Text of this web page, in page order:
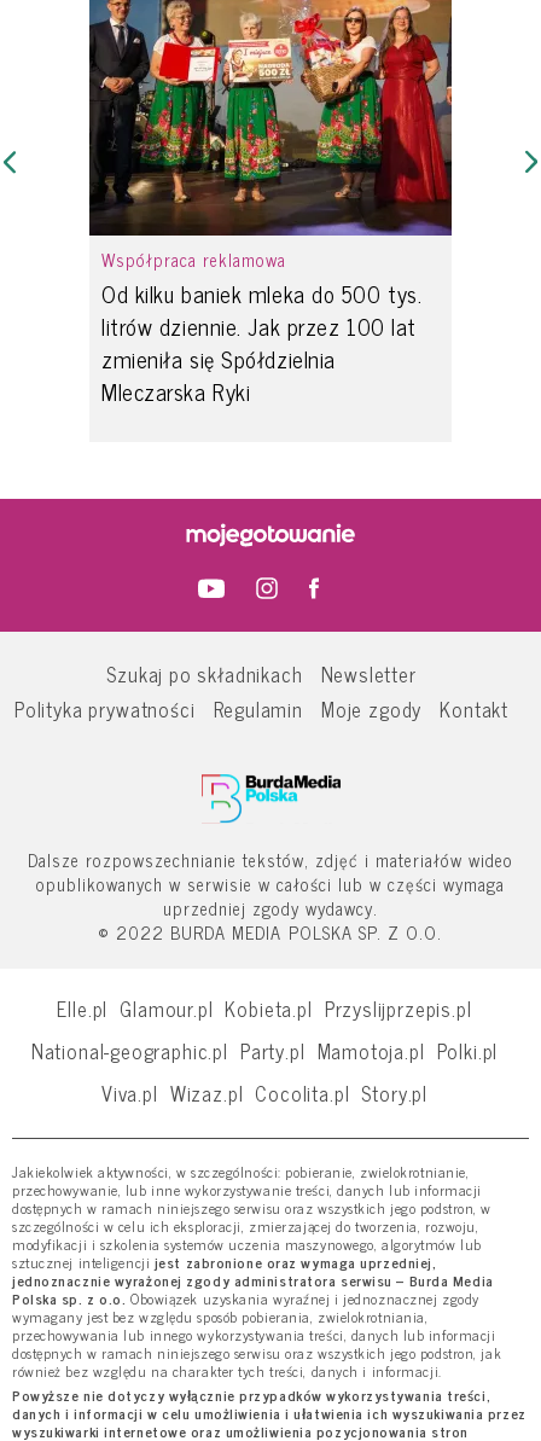
Współpraca reklamowa
Od kilku baniek mleka do 500 tys.
litrów dziennie. Jak przez 100 lat
zmieniła się Spółdzielnia
Mleczarska Ryki
Szukaj po składnikach
Newsletter
Polityka prywatności
Regulamin Moje zgody Kontakt
Dalsze rozpowszechnianie tekstów, zdjęć i materiałów wideo
opublikowanych w serwisie w całości lub w części wymaga
uprzedniej zgody wydawcy.
© 2022 BURDA MEDIA POLSKA SP. Z O.O.
Elle.pl Glamour.pl Kobieta.pl Przyslijprzepis.pl
National-geographic.pl Party.pl Mamotoja.pl Polki.pl
Viva.pl Wizaz.pl Cocolita.pl Story.pl
Jakiekolwiek aktywności, w szczególności: pobieranie, zwielokrotnianie,
przechowywanie, lub inne wykorzystywanie treści, danych lub informacji
dostępnych w ramach niniejszego serwisu oraz wszystkich jego podstron, w
szczególności w celu ich eksploracji, zmierzającej do tworzenia, rozwoju,
modyfikacji i szkolenia systemów uczenia maszynowego, algorytmów lub
sztucznej inteligencji jest zabronione oraz wymaga uprzedniej,
jednoznacznie wyrażonej zgody administratora serwisu – Burda Media
Polska sp. z o.o. Obowiązek uzyskania wyraźnej i jednoznacznej zgody
wymagany jest bez względu sposób pobierania, zwielokrotniania,
przechowywania lub innego wykorzystywania treści, danych lub informacji
dostępnych w ramach niniejszego serwisu oraz wszystkich jego podstron, jak
również bez względu na charakter tych treści, danych i informacji.
Powyższe nie dotyczy wyłącznie przypadków wykorzystywania treści,
danych i informacji w celu umożliwienia i ułatwienia ich wyszukiwania przez
wyszukiwarki internetowe oraz umożliwienia pozycjonowania stron